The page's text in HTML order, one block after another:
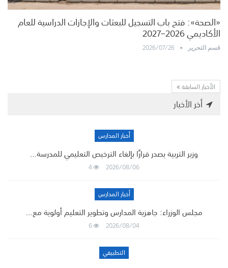
«الصحة»: فتح باب التسجيل للبعثات والإجازات الدراسية للعام
الأكاديمي 2026–2027
قسم التحرير 2026/07/26
الأخبار السابقة
أخر الأخبار
أخبار المدارس
وزير التربية يصدر قرارًا بإلغاء الترخيص التعليمي للمدرسة…
2026/08/06
4
أخبار المدارس
مجلس الوزراء: جاهزية المدارس وتطوير التعليم أولوية مع…
2026/08/04
6
التطبيقي